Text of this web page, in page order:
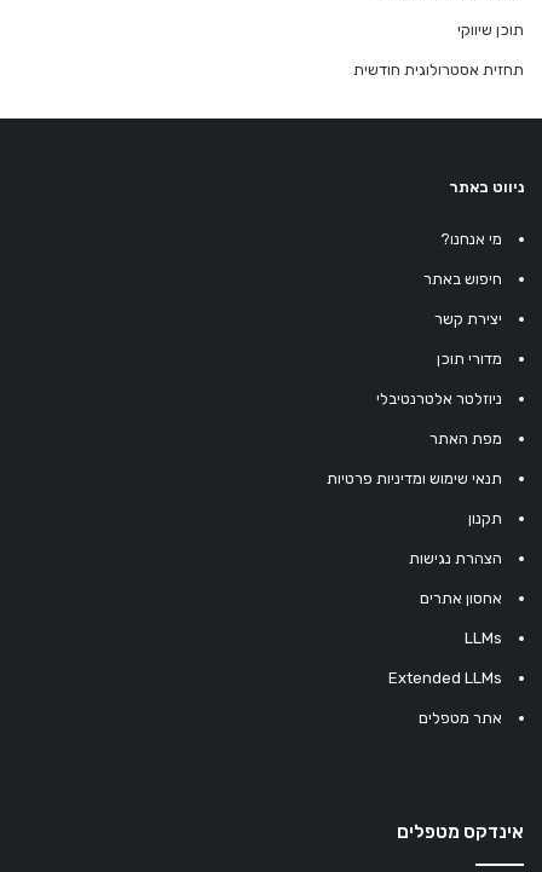
תוכן שיווקי
תחזית אסטרולוגית חודשית
ניווט באתר
מי אנחנו?
חיפוש באתר
יצירת קשר
מדורי תוכן
ניוזלטר אלטרנטיבלי
מפת האתר
תנאי שימוש ומדיניות פרטיות
תקנון
הצהרת נגישות
אחסון אתרים
LLMs
Extended LLMs
אתר מטפלים
אינדקס מטפלים